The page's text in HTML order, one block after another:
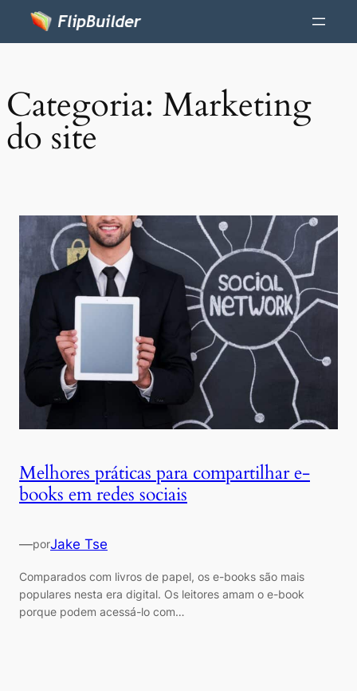
Categoria: Marketing
do site
Melhores práticas para compartilhar e-
books em redes sociais
—porJake Tse
Comparados com livros de papel, os e-books são mais
populares nesta era digital. Os leitores amam o e-book
porque podem acessá-lo com…